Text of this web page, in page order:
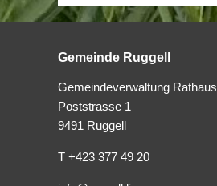
Gemeinde Ruggell
Gemeindeverwaltung Rathaus
Poststrasse 1
9491 Ruggell
T +423 377 49 20